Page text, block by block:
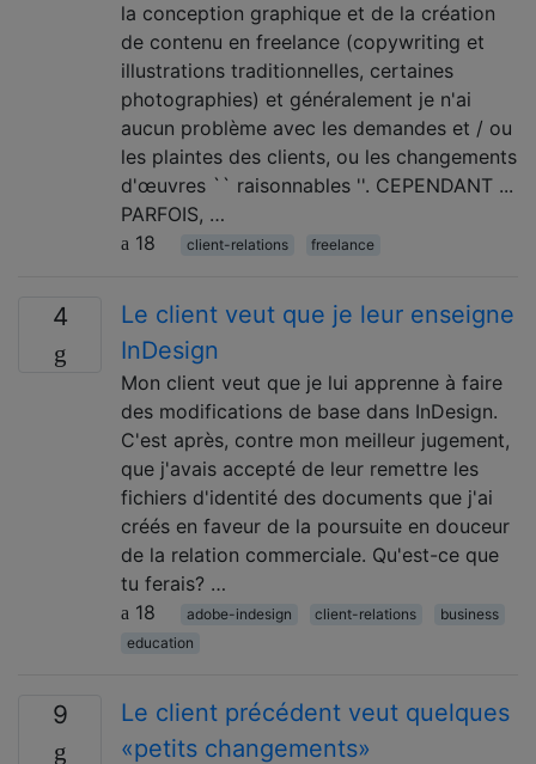
la conception graphique et de la création
de contenu en freelance (copywriting et
illustrations traditionnelles, certaines
photographies) et généralement je n'ai
aucun problème avec les demandes et / ou
les plaintes des clients, ou les changements
d'œuvres `` raisonnables ''. CEPENDANT ...
PARFOIS, …
18
client-relations freelance
4
Le client veut que je leur enseigne
InDesign
Mon client veut que je lui apprenne à faire
des modifications de base dans InDesign.
C'est après, contre mon meilleur jugement,
que j'avais accepté de leur remettre les
fichiers d'identité des documents que j'ai
créés en faveur de la poursuite en douceur
de la relation commerciale. Qu'est-ce que
tu ferais? …
18
adobe-indesign client-relations
business
education
9
Le client précédent veut quelques
«petits changements»